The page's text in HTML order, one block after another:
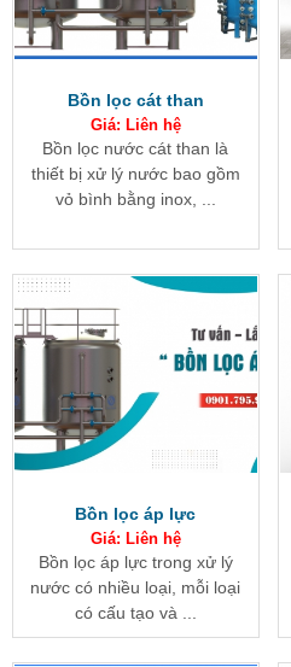
Bồn lọc cát than
Giá: Liên hệ
Bồn lọc nước cát than là
thiết bị xử lý nước bao gồm
vỏ bình bằng inox, ...
Bồn lọc áp lực
Giá: Liên hệ
Bồn lọc áp lực trong xử lý
nước có nhiều loại, mỗi loại
có cấu tạo và ...